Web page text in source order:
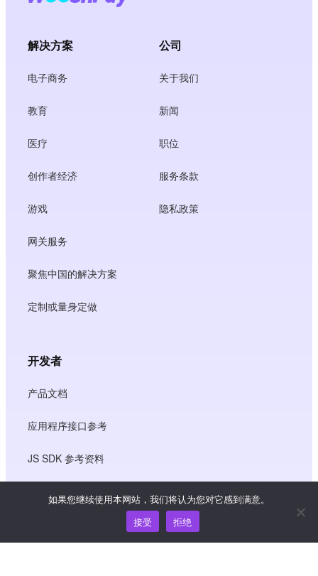
解决方案
电子商务
教育
医疗
创作者经济
游戏
网关服务
聚焦中国的解决方案
定制或量身定做
公司
关于我们
新闻
职位
服务条款
隐私政策
开发者
产品文档
应用程序接口参考
JS SDK 参考资料
知识中心
如果您继续使用本网站，我们将认为您对它感到满意。
接受
拒绝